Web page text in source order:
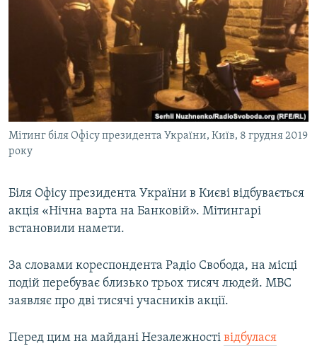
СПЕЦПРОЄКТИ
ПОДКАСТИ
КРИМ РЕАЛІЇ
РУС
УКР
ДОЛУЧАЙСЯ!
Усі сайти RFE/RL
Мітинг біля Офісу президента України, Київ, 8 грудня 2019
року
Біля Офісу президента України в Києві відбувається
акція «Нічна варта на Банковій». Мітингарі
встановили намети.
За словами кореспондента Радіо Свобода, на місці
подій перебуває близько трьох тисяч людей. МВС
заявляє про дві тисячі учасників акції.
Перед цим на майдані Незалежності відбулася